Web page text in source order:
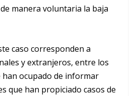
manera voluntaria la baja
caso corresponden a
y extranjeros, entre los
han ocupado de informar
que han propiciado casos de